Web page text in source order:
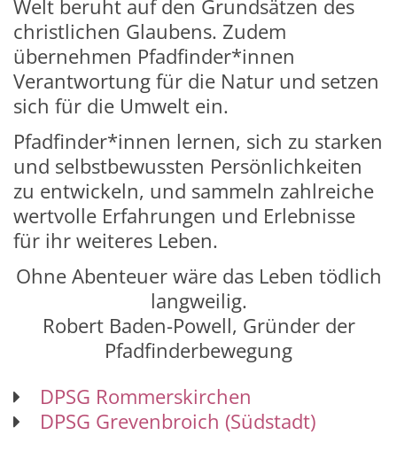
Welt beruht auf den Grundsätzen des
christlichen Glaubens. Zudem
übernehmen Pfadfinder*innen
Verantwortung für die Natur und setzen
sich für die Umwelt ein.
Pfadfinder*innen lernen, sich zu starken
und selbstbewussten Persönlichkeiten
zu entwickeln, und sammeln zahlreiche
wertvolle Erfahrungen und Erlebnisse
für ihr weiteres Leben.
Ohne Abenteuer wäre das Leben tödlich
langweilig.
Robert Baden-Powell, Gründer der
Pfadfinderbewegung
DPSG Rommerskirchen
DPSG Grevenbroich (Südstadt)